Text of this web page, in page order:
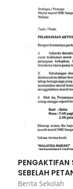
PENGAKTIFAN
SEBELAH
Berita Sekolah